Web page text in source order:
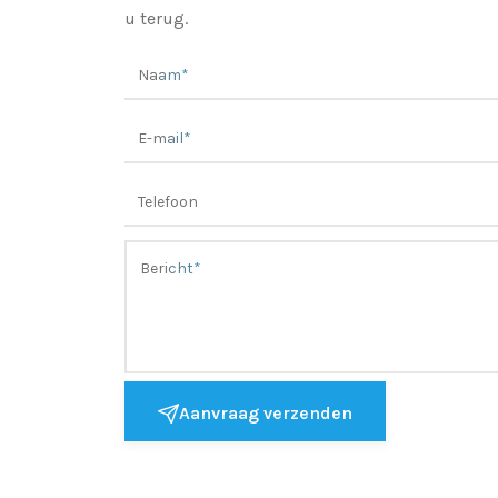
u terug.
Aanvraag verzenden